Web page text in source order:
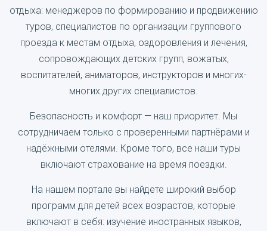
отдыха: менеджеров по формированию и продвижению
туров, специалистов по организации группового
проезда к местам отдыха, оздоровления и лечения,
сопровождающих детских групп, вожатых,
воспитателей, аниматоров, инструкторов и многих-
многих других специалистов.
Безопасность и комфорт — наш приоритет. Мы
сотрудничаем только с проверенными партнёрами и
надёжными отелями. Кроме того, все наши туры
включают страхование на время поездки.
На нашем портале вы найдете широкий выбор
программ для детей всех возрастов, которые
включают в себя: изучение иностранных языков,